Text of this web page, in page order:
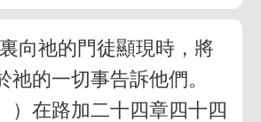
向祂的門徒顯現時，將
祂的一切事告訴他們。
）在路加二十四章四十四